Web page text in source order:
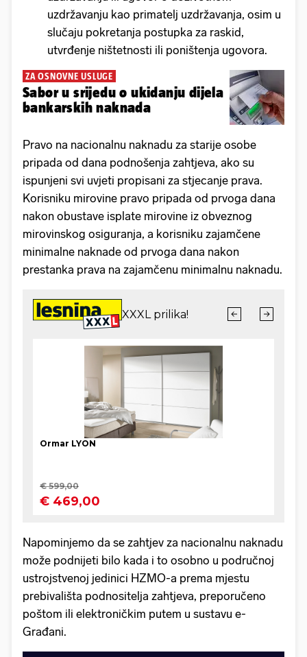
uzdržavanju kao primatelj uzdržavanja, osim u
slučaju pokretanja postupka za raskid,
utvrđenje ništetnosti ili poništenja ugovora.
ZA OSNOVNE USLUGE
Sabor u srijedu o ukidanju dijela
bankarskih naknada
Pravo na nacionalnu naknadu za starije osobe
pripada od dana podnošenja zahtjeva, ako su
ispunjeni svi uvjeti propisani za stjecanje prava.
Korisniku mirovine pravo pripada od prvoga dana
nakon obustave isplate mirovine iz obveznog
mirovinskog osiguranja, a korisniku zajamčene
minimalne naknade od prvoga dana nakon
prestanka prava na zajamčenu minimalnu naknadu.
Napominjemo da se zahtjev za nacionalnu naknadu
može podnijeti bilo kada i to osobno u područnoj
ustrojstvenoj jedinici HZMO-a prema mjestu
prebivališta podnositelja zahtjeva, preporučeno
poštom ili elektroničkim putem u sustavu e-
Građani.